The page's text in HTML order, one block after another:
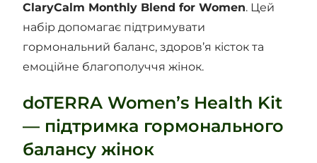
ClaryCalm Monthly Blend for Women. Цей
набір допомагає підтримувати
гормональний баланс, здоров’я кісток та
емоційне благополуччя жінок.
doTERRA Women’s Health Kit
— підтримка гормонального
балансу жінок